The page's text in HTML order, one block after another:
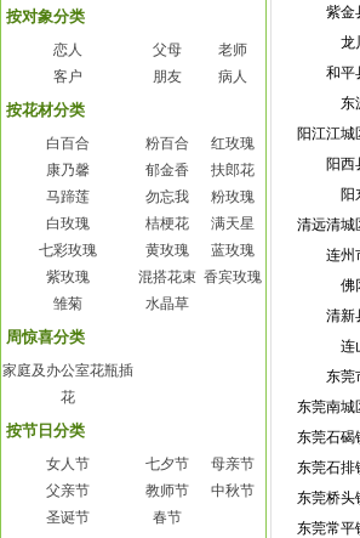
按对象分类
恋人 父母
老师
客户
朋友 病人
按花材分类
白百合 粉百合
红玫瑰
康乃馨
郁金香
扶郎花
马蹄莲
勿忘我
粉玫瑰
白玫瑰
桔梗花
满天星
七彩玫瑰
黄玫瑰
蓝玫瑰
紫玫瑰
混搭花束 香宾玫瑰
雏菊
水晶草
周惊喜分类
家庭及办公室花瓶插
花
按节日分类
女人节 七夕节
母亲节
父亲节
教师节
中秋节
圣诞节
春节
紫金
龙
和平
东
阳江江城
阳西
阳
清远清城
连州
佛
清新
连
东莞
东莞南城
东莞石碣
东莞石排
东莞桥头
东莞常平